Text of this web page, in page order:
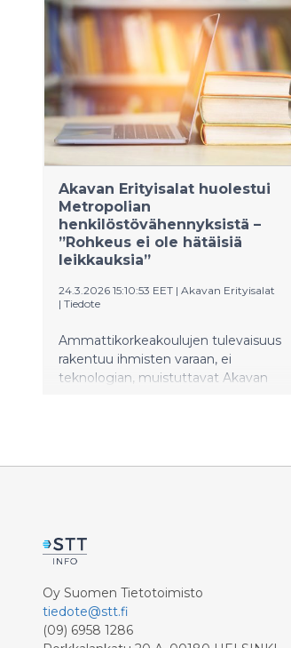
Akavan Erityisalat huolestui
Metropolian
henkilöstövähennyksistä –
”Rohkeus ei ole hätäisiä
leikkauksia”
24.3.2026 15:10:53 EET | Akavan Erityisalat
| Tiedote
Ammattikorkeakoulujen tulevaisuus
rakentuu ihmisten varaan, ei
teknologian, muistuttavat Akavan
uudelleenjärjestelyistä tiistaina 24.3. ja
Oy Suomen Tietotoimisto
tiedote@stt.fi
(09) 6958 1286